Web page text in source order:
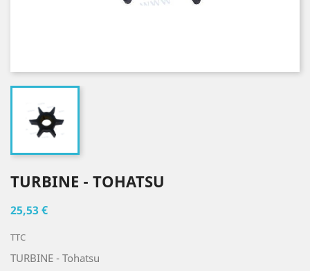
TURBINE - TOHATSU
25,53 €
TTC
TURBINE - Tohatsu